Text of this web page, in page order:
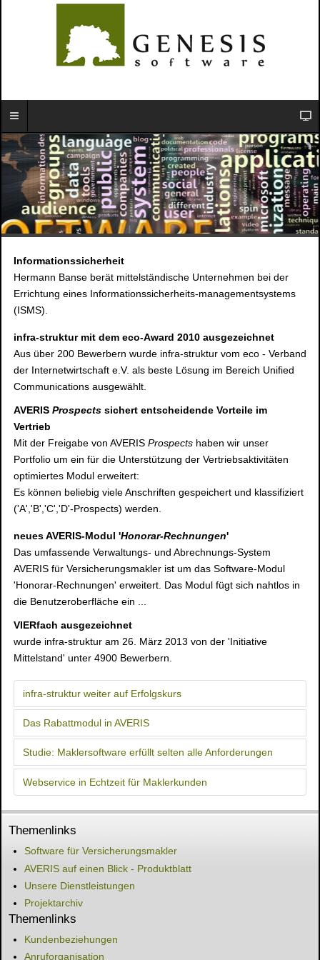
Informationssicherheit
Hermann Banse berät mittelständische Unternehmen bei der
Errichtung eines Informationssicherheits-managementsystems
(ISMS).
infra-struktur mit dem eco-Award 2010 ausgezeichnet
Aus über 200 Bewerbern wurde infra-struktur vom eco - Verband
der Internetwirtschaft e.V. als beste Lösung im Bereich Unified
Communications ausgewählt.
AVERIS Prospectssichert entscheidende Vorteile im
Vertrieb
Mit der Freigabe von AVERIS Prospectshaben wir unser
Portfolio um ein für die Unterstützung der Vertriebsaktivitäten
optimiertes Modul erweitert:
Es können beliebig viele Anschriften gespeichert und klassifiziert
('A','B','C','D'-Prospects) werden.
neues AVERIS-Modul 'Honorar-Rechnungen'
Das umfassende Verwaltungs- und Abrechnungs-System
AVERIS für Versicherungsmakler ist um das Software-Modul
'Honorar-Rechnungen' erweitert. Das Modul fügt sich nahtlos in
die Benutzeroberfläche ein ...
VIERfach ausgezeichnet
wurde infra-struktur am 26. März 2013 von der 'Initiative
Mittelstand' unter 4900 Bewerbern.
infra-struktur weiter auf Erfolgskurs
Das Rabattmodul in AVERIS
Studie: Maklersoftware erfüllt selten alle Anforderungen
Webservice in Echtzeit für Maklerkunden
Themenlinks
Software für Versicherungsmakler
AVERIS auf einen Blick - Produktblatt
Unsere Dienstleistungen
Projektarchiv
Themenlinks
Kundenbeziehungen
Anruforganisation